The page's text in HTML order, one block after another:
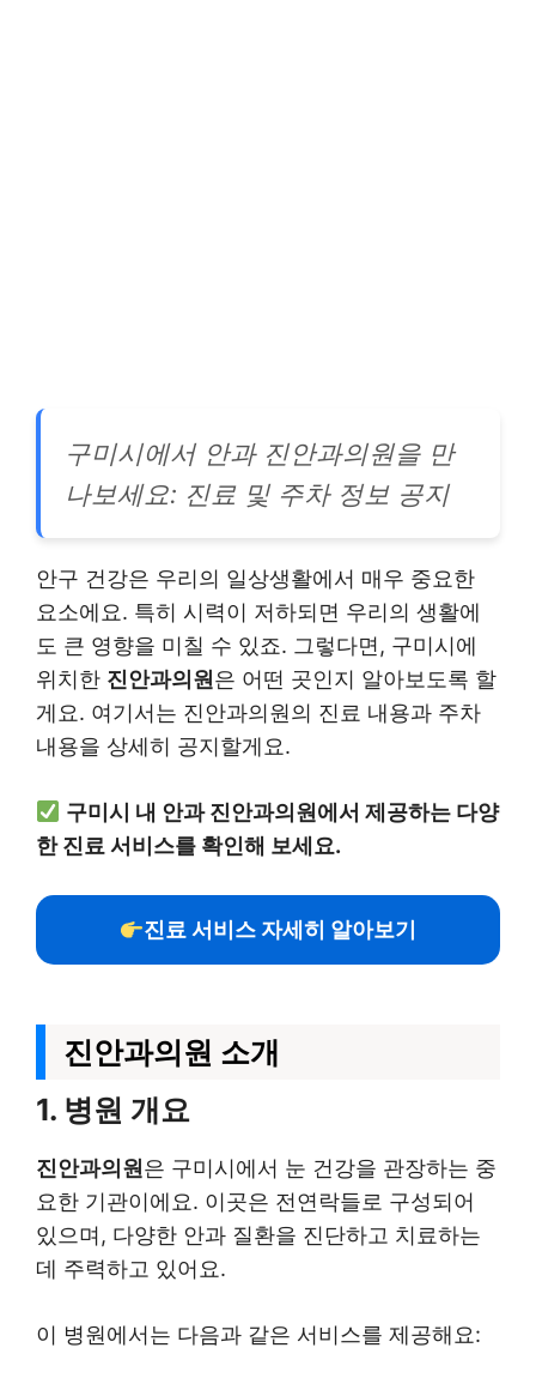
구미시에서 안과 진안과의원을 만
나보세요: 진료 및 주차 정보 공지
안구 건강은 우리의 일상생활에서 매우 중요한
요소에요. 특히 시력이 저하되면 우리의 생활에
도 큰 영향을 미칠 수 있죠. 그렇다면, 구미시에
위치한 진안과의원 은 어떤 곳인지 알아보도록 할
게요. 여기서는 진안과의원의 진료 내용과 주차
내용을 상세히 공지할게요.
구미시 내 안과 진안과의원에서 제공하는 다양
한 진료 서비스를 확인해 보세요.
진료 서비스 자세히 알아보기
진안과의원 소개
1. 병원 개요
진안과의원 은 구미시에서 눈 건강을 관장하는 중
요한 기관이에요. 이곳은 전연락들로 구성되어
있으며, 다양한 안과 질환을 진단하고 치료하는
데 주력하고 있어요.
이 병원에서는 다음과 같은 서비스를 제공해요: